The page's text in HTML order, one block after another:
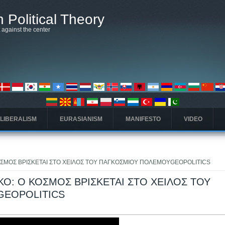
Political Theory
the center
EURASIANISM MANIFESTO VIDEO
ΒΡΙΣΚΕΤΑΙ ΣΤΟ ΧΕΙΛΟΣ ΤΟΥ ΠΑΓΚΟΣΜΙΟΥ ΠΟΛΕΜΟΥGEOPOLITICS
Ο ΚΟΣΜΟΣ ΒΡΙΣΚΕΤΑΙ ΣΤΟ ΧΕΙΛΟΣ ΤΟΥ